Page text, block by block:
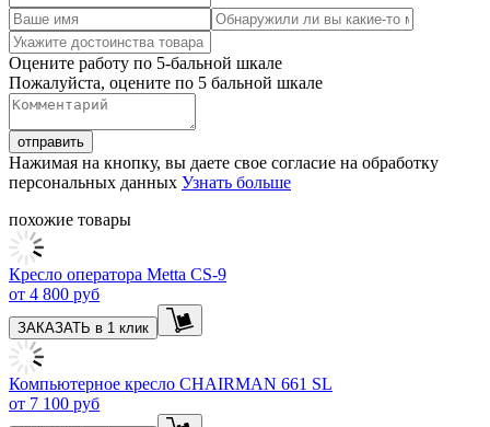
Оцените работу по 5-бальной шкале
Пожалуйста, оцените по 5 бальной шкале
отправить
Нажимая на кнопку, вы даете свое согласие на обработку
персональных данных Узнать больше
похожие товары
Кресло оператора Metta CS-9
от 4 800 руб
ЗАКАЗАТЬ в 1 клик
Компьютерное кресло CHAIRMAN 661 SL
от 7 100 руб